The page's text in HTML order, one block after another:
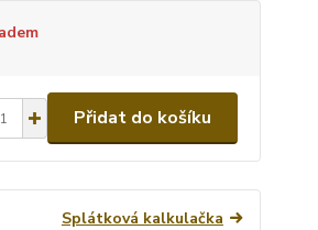
Přidat do košíku
Splátková kalkulačka